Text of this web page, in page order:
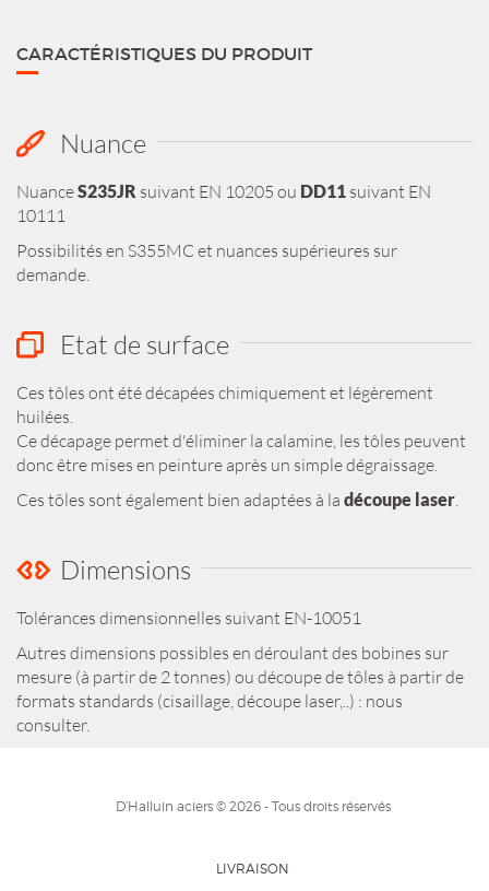
CARACTÉRISTIQUES DU PRODUIT
Nuance
NuanceS235JR suivant EN 10205 ou DD11 suivant EN
10111
Possibilités en S355MC et nuances supérieures sur
demande.
Etat de surface
Ces tôles ont été décapées chimiquement et légèrement
huilées.
Ce décapage permet d'éliminer la calamine, les tôles peuvent
donc être mises en peinture après un simple dégraissage.
Ces tôles sont également bien adaptées à la découpe laser.
Dimensions
Tolérances dimensionnelles suivant EN-10051
Autres dimensions possibles en déroulant des bobines sur
mesure (à partir de 2 tonnes) ou découpe de tôles à partir de
formats standards (cisaillage, découpe laser,..) : nous
consulter.
D’Halluin aciers © 2026 - Tous droits réservés
LIVRAISON